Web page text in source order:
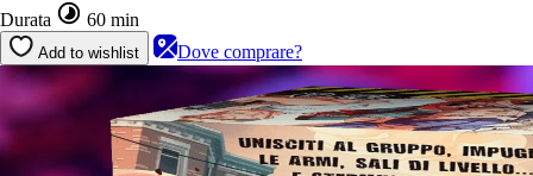
Durata
60 min
Add to wishlist Dove comprare?